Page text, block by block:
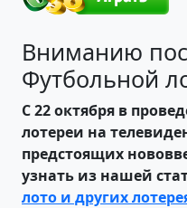
Вниманию
Футбольной
С 22 октября в
лотереи на
предстоящих
узнать из нашей
лото и других